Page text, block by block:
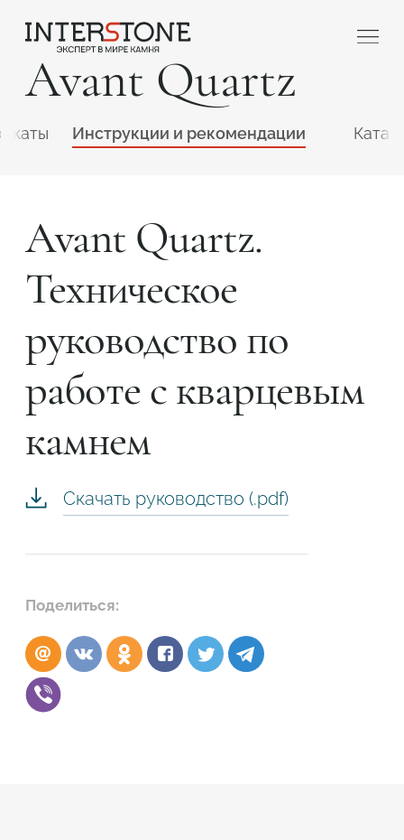
Avant Quartz
Инструкции и рекомендации
Avant Quartz.
Техническое
руководство по
работе с кварцевым
камнем
Скачать руководство (.pdf)
Поделиться:
Ваша сфера деятельности